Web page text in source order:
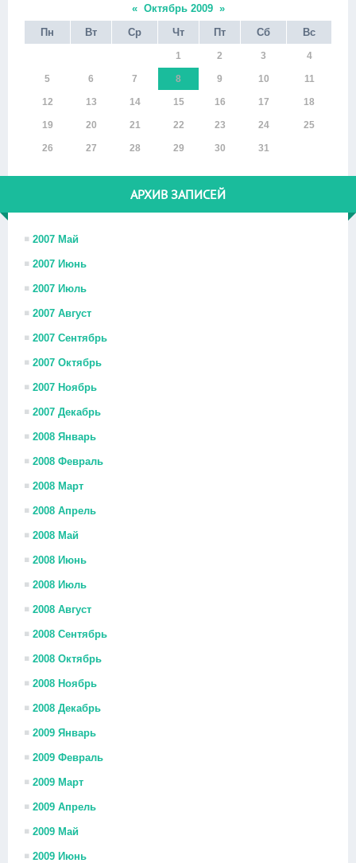
« Октябрь 2009 »
Пн
Вт Ср Чт Пт Сб Вс
1 2 3 4
5 6 7 8 9 10 11
12 13 14 15 16 17 18
19 20 21 22 23 24 25
26 27 28 29 30 31
АРХИВ ЗАПИСЕЙ
2007 Май
2007 Июнь
2007 Июль
2007 Август
2007 Сентябрь
2007 Октябрь
2007 Ноябрь
2007 Декабрь
2008 Январь
2008 Февраль
2008 Март
2008 Апрель
2008 Май
2008 Июнь
2008 Июль
2008 Август
2008 Сентябрь
2008 Октябрь
2008 Ноябрь
2008 Декабрь
2009 Январь
2009 Февраль
2009 Март
2009 Апрель
2009 Май
2009 Июнь